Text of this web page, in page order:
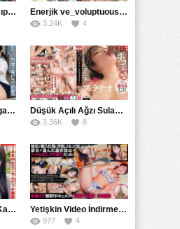
Bir İleri Düzey İblis Çıplak Teslimat Görevlisi, İnce Bedeni ve Şeytani Becerileriyle Sizi Sürekli BoşaltacakMDBK Enerjik ve_voluptuous Üniversite Kızının H Kupa Büyüklüğündeki Göğüsleri ve Çılgın Orgazmı
3.24K 4
Yuna’nın Histerik Orgazmı: Genç Kızın Savage Hareketlerle Ulaştığı Şiddetli Coşkuları Düşük Açılı Ağzı Sulama Teknikleri ve AGMX İlişkisi
3.36K 8
Küçük Boylu Ateşli Karakter: Nandinin Hassas Uçuklu Memeleri ve Sahneleri Yetişkin Video İndirme Siteleri Grubu: Şefkatli Patron ve Sekreterin Aşk Hikayesi: Prestijli Bir Son
977 4